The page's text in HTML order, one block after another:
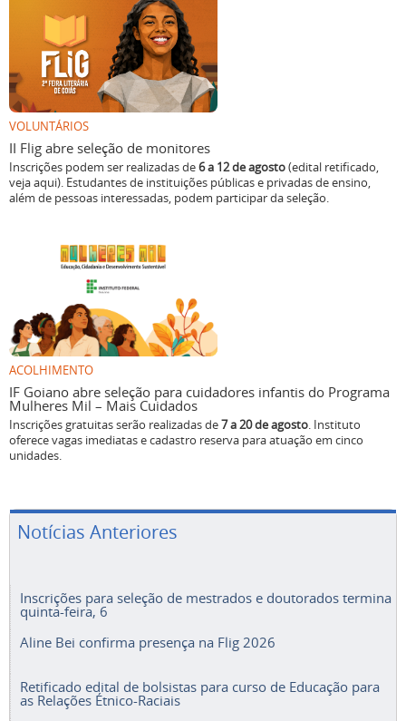
VOLUNTÁRIOS
II Flig abre seleção de monitores
Inscrições podem ser realizadas de6 a 12 de agosto(edital retificado,
veja aqui). Estudantes de instituições públicas e privadas de ensino,
além de pessoas interessadas, podem participar da seleção.
ACOLHIMENTO
IF Goiano abre seleção para cuidadores infantis do Programa
Mulheres Mil – Mais Cuidados
Inscrições gratuitas serão realizadas de7 a 20 de agosto. Instituto
oferece vagas imediatas e cadastro reserva para atuação em cinco
unidades.
Notícias Anteriores
Inscrições para seleção de mestrados e doutorados termina
quinta-feira, 6
Aline Bei confirma presença na Flig 2026
Retificado edital de bolsistas para curso de Educação para
as Relações Étnico-Raciais